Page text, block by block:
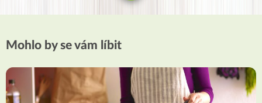
Mohlo by se vám líbit